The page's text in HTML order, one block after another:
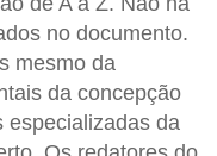
no documento.
mesmo da
da concepção
especializadas da